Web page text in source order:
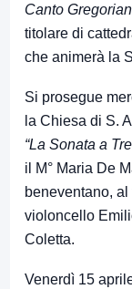
Canto
titolare di
che animerà la
Si prosegue
la Chiesa di S.
“La Sonata a
il M° Maria De
beneventano, al
violoncello
Coletta.
Venerdì 15